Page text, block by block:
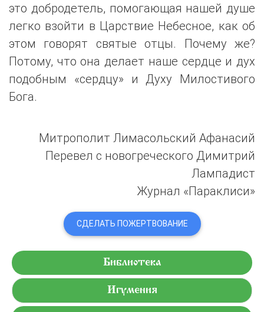
это добродетель, помогающая нашей душе
легко взойти в Царствие Небесное, как об
этом говорят святые отцы. Почему же?
Потому, что она делает наше сердце и дух
подобным «сердцу» и Духу Милостивого
Бога.
Митрополит Лимасольский Афанасий
Перевел с новогреческого Димитрий
Лампадист
Журнал «Параклиси»
СДЕЛАТЬ ПОЖЕРТВОВАНИЕ
Библиотека
Игумения